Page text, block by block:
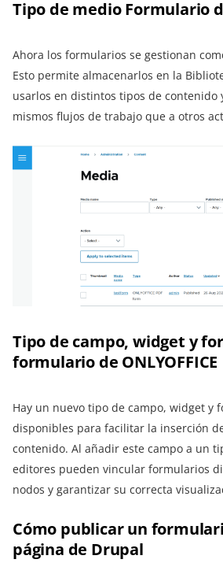
Tipo de medio Formulario
Ahora los formularios se gestionan
Esto permite almacenarlos en la
usarlos en distintos tipos de contenido
mismos flujos de trabajo que a otros
Tipo de campo, widget y
formulario de ONLYOFFICE
Hay un nuevo tipo de campo, widget y
disponibles para facilitar la inserción
contenido. Al añadir este campo a un
editores pueden vincular formularios
nodos y garantizar su correcta
Cómo publicar un
página de Drupal